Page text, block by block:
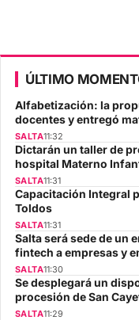
ÚLTIMO
Alfabetización: la
docentes y entregó
SALTA11:32
Dictarán un taller de
hospital Materno
SALTA11:31
Capacitación Integral
Toldos
SALTA11:31
Salta será sede de un
fintech a empresas y
SALTA11:30
Se desplegará un
procesión de San
SALTA11:29